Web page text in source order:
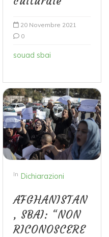
20 Novembre 2021
0
souad sbai
In Dichiarazioni
AFGHANISTAN
, SBAI: “NON
RICONOSCERE